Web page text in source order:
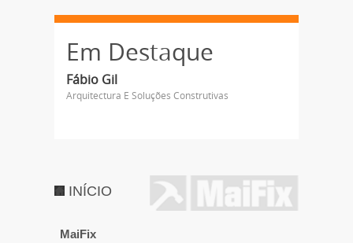
Em Destaque
Fábio Gil
Arquitectura E Soluções Construtivas
INÍCIO
MaiFix